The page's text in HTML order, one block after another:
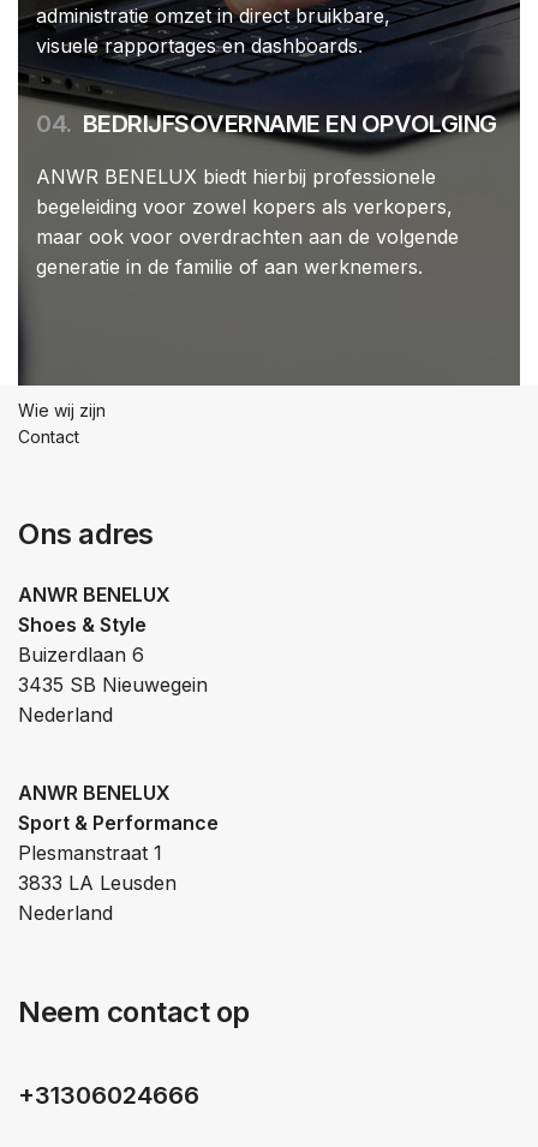
administratie omzet in direct bruikbare,
visuele rapportages en dashboards.
04. BEDRIJFSOVERNAME EN OPVOLGING
ANWR BENELUX biedt hierbij professionele
begeleiding voor zowel kopers als verkopers,
maar ook voor overdrachten aan de volgende
generatie in de familie of aan werknemers.
Wie wij zijn
Contact
Ons adres
ANWR BENELUX
Shoes & Style
Buizerdlaan 6
3435 SB Nieuwegein
Nederland
ANWR BENELUX
Sport & Performance
Plesmanstraat 1
3833 LA Leusden
Nederland
Neem contact op
+31306024666